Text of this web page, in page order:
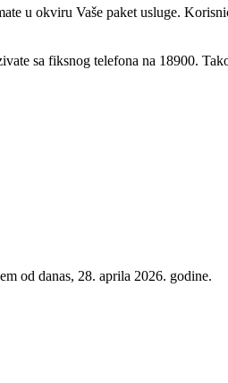
u okviru Vaše paket usluge.
sa fiksnog telefona na 18900.
od danas, 28. aprila 2026. godine.